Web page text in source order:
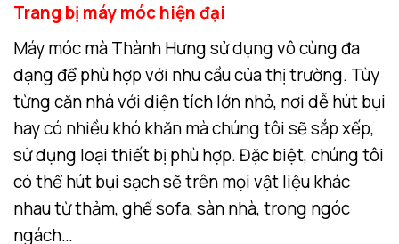
Trang bị máy móc hiện đại
Máy móc mà Thành Hưng sử dụng vô cùng đa
dạng để phù hợp với nhu cầu của thị trường. Tùy
từng căn nhà với diện tích lớn nhỏ, nơi dễ hút bụi
hay có nhiều khó khăn mà chúng tôi sẽ sắp xếp,
sử dụng loại thiết bị phù hợp. Đặc biệt, chúng tôi
có thể hút bụi sạch sẽ trên mọi vật liệu khác
nhau từ thảm, ghế sofa, sàn nhà, trong ngóc
ngách…